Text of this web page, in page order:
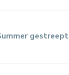
gestreept